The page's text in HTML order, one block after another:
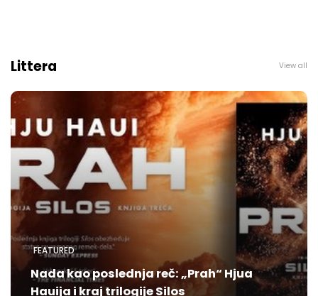
Littera View all
FEATURED
Nada kao poslednja reč: „Prah“ Hjua
Hauija i kraj trilogije Silos